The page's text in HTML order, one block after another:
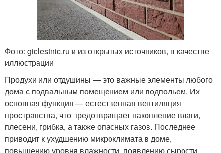
Фото: gidlestnic.ru и из открытых источников, в качестве
иллюстрации
Продухи или отдушины — это важные элементы любого
дома с подвальным помещением или подпольем. Их
основная функция — естественная вентиляция
пространства, что предотвращает накопление влаги,
плесени, грибка, а также опасных газов. Последнее
приводит к ухудшению микроклимата в доме,
повышению уровня влажности, появлению сырости,